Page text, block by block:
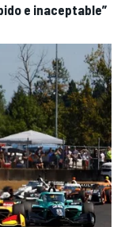
e inaceptable”